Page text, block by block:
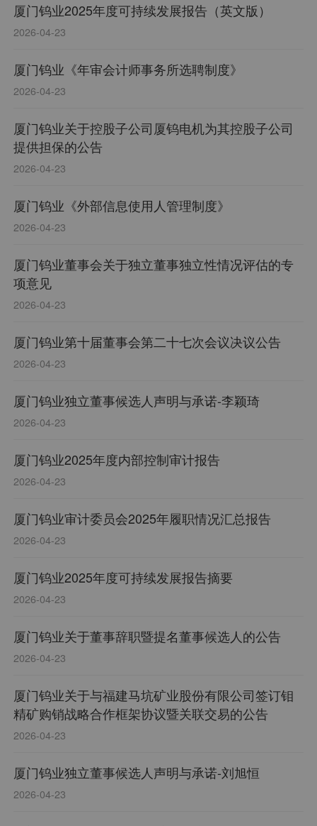
厦门钨业2025年度可持续发展报告（英文版）
2026-04-23
厦门钨业《年审会计师事务所选聘制度》
2026-04-23
厦门钨业关于控股子公司厦钨电机为其控股子公司
提供担保的公告
2026-04-23
厦门钨业《外部信息使用人管理制度》
2026-04-23
厦门钨业董事会关于独立董事独立性情况评估的专
项意见
2026-04-23
厦门钨业第十届董事会第二十七次会议决议公告
2026-04-23
厦门钨业独立董事候选人声明与承诺-李颖琦
2026-04-23
厦门钨业2025年度内部控制审计报告
2026-04-23
厦门钨业审计委员会2025年履职情况汇总报告
2026-04-23
厦门钨业2025年度可持续发展报告摘要
2026-04-23
厦门钨业关于董事辞职暨提名董事候选人的公告
2026-04-23
厦门钨业关于与福建马坑矿业股份有限公司签订钼
精矿购销战略合作框架协议暨关联交易的公告
2026-04-23
厦门钨业独立董事候选人声明与承诺-刘旭恒
2026-04-23